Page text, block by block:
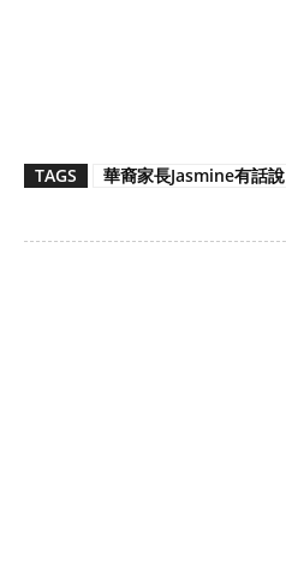
TAGS 華裔家長Jasmine有話說